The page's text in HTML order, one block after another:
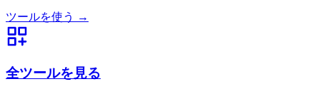
ツールを使う →
全ツールを見る